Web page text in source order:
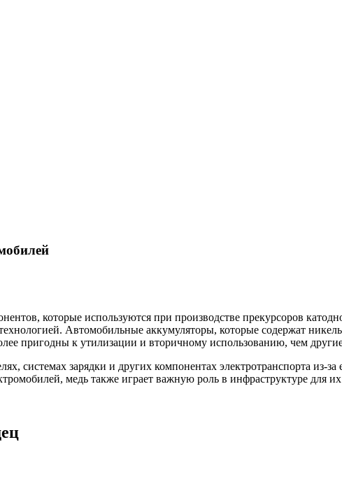
которые используются при производстве прекурсоров
Автомобильные аккумуляторы, которые содержат
пригодны к утилизации и вторичному использованию, чем
системах зарядки и других компонентах электротранспорта
медь также играет важную роль в инфраструктуре для